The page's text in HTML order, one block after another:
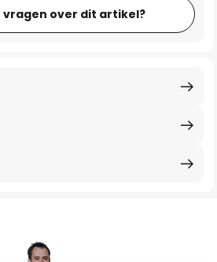
vragen over dit artikel?